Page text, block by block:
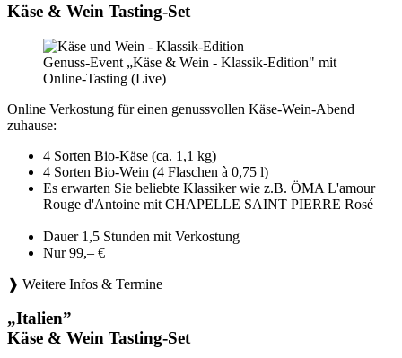
Käse & Wein Tasting-Set
Genuss-Event „Käse & Wein - Klassik-Edition" mit
Online-Tasting (Live)
Online Verkostung für einen genussvollen Käse-Wein-Abend
zuhause:
4 Sorten Bio-Käse (ca. 1,1 kg)
4 Sorten Bio-Wein (4 Flaschen à 0,75 l)
Es erwarten Sie beliebte Klassiker wie z.B. ÖMA L'amour
Rouge d'Antoine mit CHAPELLE SAINT PIERRE Rosé
Dauer 1,5 Stunden mit Verkostung
Nur 99,– €
❱ Weitere Infos & Termine
„Italien”
Käse & Wein Tasting-Set